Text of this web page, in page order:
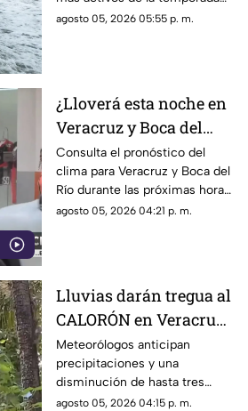
Veracruz
de huracanes en Veracruz.
agosto 05, 2026 05:55 p. m.
¿Lloverá esta noche en
Veracruz y Boca del
Río? Este es el
pronóstico del clima
Consulta el pronóstico del
clima para Veracruz y Boca del
Río durante las próximas horas
de este miércoles 5 de agosto
agosto 05, 2026 04:21 p. m.
Lluvias darán tregua al
CALORÓN en Veracruz;
prevén descenso de
temperatura en estos
días
Meteorólogos anticipan
precipitaciones y una
disminución de hasta tres
grados en varias regiones de
agosto 05, 2026 04:15 p. m.